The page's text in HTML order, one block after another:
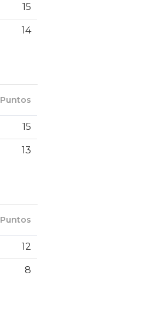
15
14
Puntos
15
13
Puntos
12
8